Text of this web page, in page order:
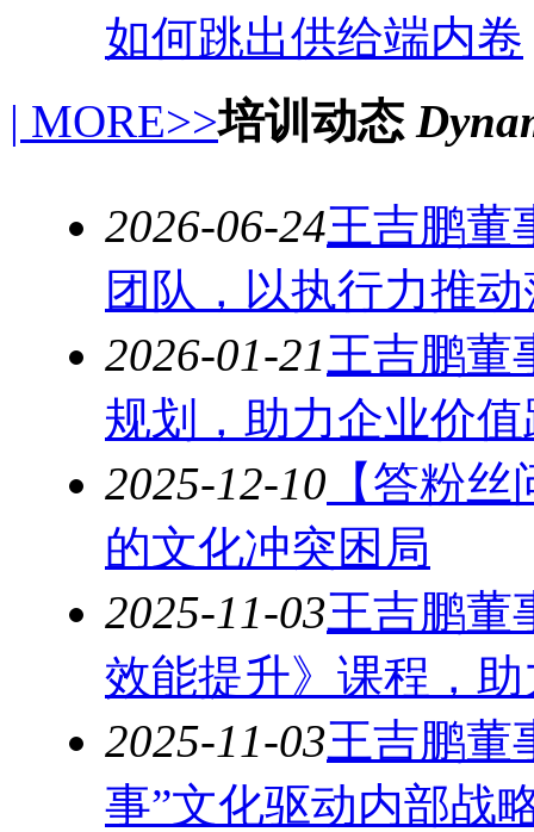
如何跳出供给端内卷
| MORE>>培训动态
2026-06-24王吉鹏董
团队，以执行力推
2026-01-21王吉鹏董
规划，助力企业价
2025-12-10 【答粉
的文化冲突困局
2025-11-03王吉鹏董
效能提升》课程，
2025-11-03王吉鹏董
事”文化驱动内部战